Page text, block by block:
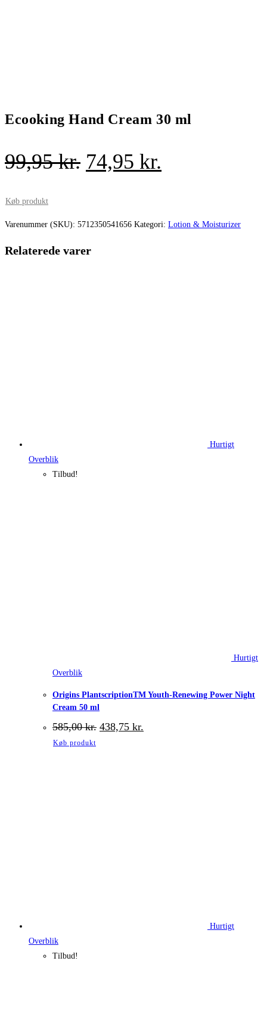
Ecooking Hand Cream 30 ml
99,95kr. Den
var:
99,95 kr..
74,95 kr.
er:
Køb produkt
Varenummer (SKU): 5712350541656 Kategori: Lotion & Moisturizer
Relaterede varer
Hurtigt
Overblik
Tilbud!
Hurtigt
Overblik
Origins PlantscriptionTM Youth-Renewing Power Night
Cream 50 ml
585,00kr. Den
oprindelige
438,75 kr.
Køb produkt
Hurtigt
Overblik
Tilbud!